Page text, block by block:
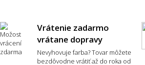
👣 Pohodlie a každodenné používanie
Aký koberec je príjemný na chodenie
Vrátenie zadarmo
vrátane dopravy
Nevyhovuje farba? Tovar môžete
bezdôvodne vrátiť až do roka od